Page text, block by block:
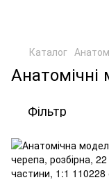
Каталог
Анатомічні
Фільтр